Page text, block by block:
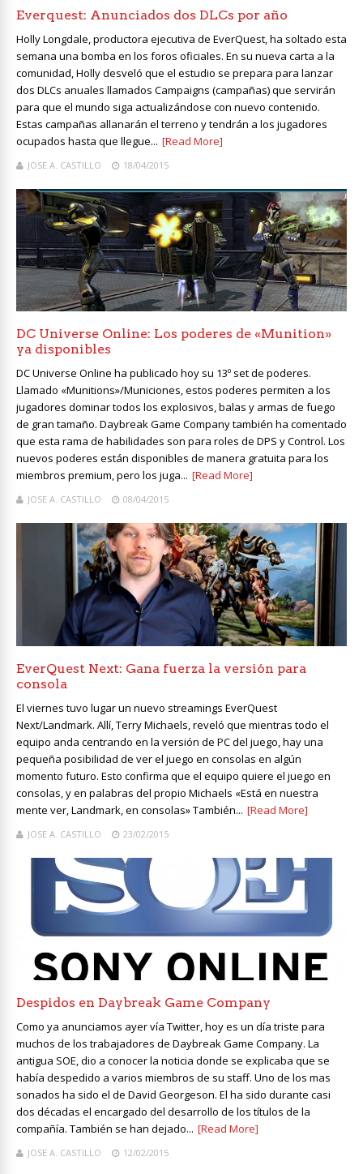
Everquest: Anunciados dos DLCs por año
Holly Longdale, productora ejecutiva de EverQuest, ha soltado esta
semana una bomba en los foros oficiales. En su nueva carta a la
comunidad, Holly desveló que el estudio se prepara para lanzar
dos DLCs anuales llamados Campaigns (campañas) que servirán
para que el mundo siga actualizándose con nuevo contenido.
Estas campañas allanarán el terreno y tendrán a los jugadores
ocupados hasta que llegue... [Read More]
JOSE A. CASTILLO 18/04/2015
DC Universe Online: Los poderes de «Munition»
ya disponibles
DC Universe Online ha publicado hoy su 13º set de poderes.
Llamado «Munitions»/Municiones, estos poderes permiten a los
jugadores dominar todos los explosivos, balas y armas de fuego
de gran tamaño. Daybreak Game Company también ha comentado
que esta rama de habilidades son para roles de DPS y Control. Los
nuevos poderes están disponibles de manera gratuita para los
miembros premium, pero los juga... [Read More]
JOSE A. CASTILLO 08/04/2015
EverQuest Next: Gana fuerza la versión para
consola
El viernes tuvo lugar un nuevo streamings EverQuest
Next/Landmark. Allí, Terry Michaels, reveló que mientras todo el
equipo anda centrando en la versión de PC del juego, hay una
pequeña posibilidad de ver el juego en consolas en algún
momento futuro. Esto confirma que el equipo quiere el juego en
consolas, y en palabras del propio Michaels «Está en nuestra
mente ver, Landmark, en consolas» También... [Read More]
JOSE A. CASTILLO 23/02/2015
Despidos en Daybreak Game Company
Como ya anunciamos ayer vía Twitter, hoy es un día triste para
muchos de los trabajadores de Daybreak Game Company. La
antigua SOE, dio a conocer la noticia donde se explicaba que se
había despedido a varios miembros de su staff. Uno de los mas
sonados ha sido el de David Georgeson. El ha sido durante casi
dos décadas el encargado del desarrollo de los títulos de la
compañía. También se han dejado... [Read More]
JOSE A. CASTILLO 12/02/2015